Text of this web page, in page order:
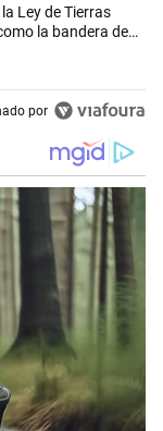
Volosin el
Ley de Tierras
la bandera de
por